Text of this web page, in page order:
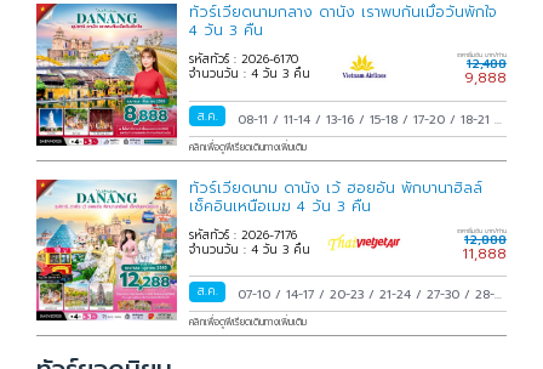
อู่หลง
49 โปรแกรม
ตงชวน
หยุนไถซาน
8 โปรแกรม
ปี้ผิงโกว
62 โปรแกรม
ซานย่า
5 โปรแกรม
ไห่นาน
2 โปรแกรม
ผู่โถวซาน
4 โปรแกรม
ถูลูฟาน
1 โปรแกรม
ทัวร์เวียดนามกลาง ดานัง เราพบกันเมื่อวันพักใจ
4 วัน 3 คืน
รหัสทัวร์ : 2026-6170
จำนวนวัน : 4 วัน 3 คืน
ราคาเริ่มต้น บาท/ท่าน
12,488
9,888
ส.ค. 08-11/11-14/13-16/15-18/17-20/18-21/
20-23/22-25
คลิกเพื่อดูพีเรียดเดินทางเพิ่มเติม
ทัวร์เวียดนาม ดานัง เว้ ฮอยอัน พักบานาฮิลล์
เช็คอินเหนือเมฆ 4 วัน 3 คืน
รหัสทัวร์ : 2026-7176
จำนวนวัน : 4 วัน 3 คืน
ราคาเริ่มต้น บาท/ท่าน
12,888
11,888
ส.ค. 07-10/14-17/20-23/21-24/27-30/28-31
/
คลิกเพื่อดูพีเรียดเดินทางเพิ่มเติม